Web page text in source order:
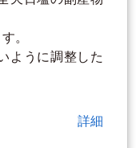
。
ように調整した
詳細